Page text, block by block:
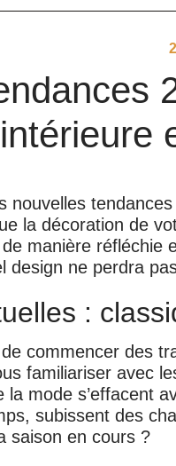
intérieure
nouvelles
la décoration de
manière réfléchie
design ne perdra
:
de commencer des
familiariser avec
la mode s’effacent
subissent des
saison en cours ?